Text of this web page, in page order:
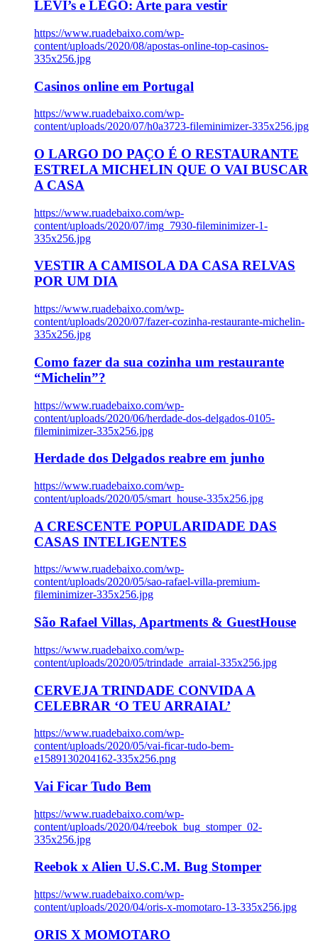
LEVI’s e LEGO: Arte para vestir
https://www.ruadebaixo.com/wp-
content/uploads/2020/08/apostas-online-top-casinos-
335x256.jpg
Casinos online em Portugal
https://www.ruadebaixo.com/wp-
content/uploads/2020/07/h0a3723-fileminimizer-335x256.jpg
O LARGO DO PAÇO É O RESTAURANTE
ESTRELA MICHELIN QUE O VAI BUSCAR
A CASA
https://www.ruadebaixo.com/wp-
content/uploads/2020/07/img_7930-fileminimizer-1-
335x256.jpg
VESTIR A CAMISOLA DA CASA RELVAS
POR UM DIA
https://www.ruadebaixo.com/wp-
content/uploads/2020/07/fazer-cozinha-restaurante-michelin-
335x256.jpg
Como fazer da sua cozinha um restaurante
“Michelin”?
https://www.ruadebaixo.com/wp-
content/uploads/2020/06/herdade-dos-delgados-0105-
fileminimizer-335x256.jpg
Herdade dos Delgados reabre em junho
https://www.ruadebaixo.com/wp-
content/uploads/2020/05/smart_house-335x256.jpg
A CRESCENTE POPULARIDADE DAS
CASAS INTELIGENTES
https://www.ruadebaixo.com/wp-
content/uploads/2020/05/sao-rafael-villa-premium-
fileminimizer-335x256.jpg
São Rafael Villas, Apartments & GuestHouse
https://www.ruadebaixo.com/wp-
content/uploads/2020/05/trindade_arraial-335x256.jpg
CERVEJA TRINDADE CONVIDA A
CELEBRAR ‘O TEU ARRAIAL’
https://www.ruadebaixo.com/wp-
content/uploads/2020/05/vai-ficar-tudo-bem-
e1589130204162-335x256.png
Vai Ficar Tudo Bem
https://www.ruadebaixo.com/wp-
content/uploads/2020/04/reebok_bug_stomper_02-
335x256.jpg
Reebok x Alien U.S.C.M. Bug Stomper
https://www.ruadebaixo.com/wp-
content/uploads/2020/04/oris-x-momotaro-13-335x256.jpg
ORIS X MOMOTARO